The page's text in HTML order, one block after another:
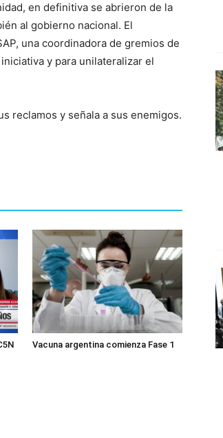
en definitiva se abrieron de la
al gobierno nacional. El
una coordinadora de gremios de
y para unilateralizar el
reclamos y señala a sus enemigos.
Vacuna argentina comienza Fase 1